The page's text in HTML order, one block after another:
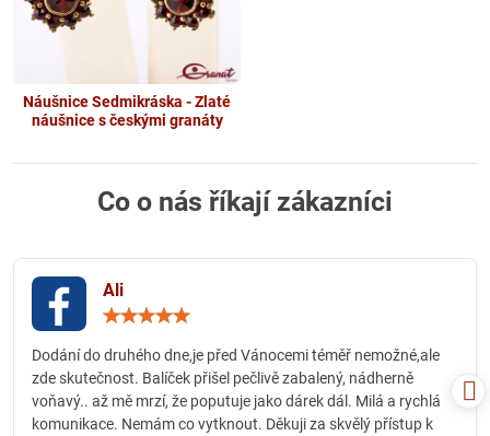
Náušnice Sedmikráska - Zlaté
náušnice s českými granáty
Co o nás říkají zákazníci
Ali
5
Dodání do druhého dne,je před Vánocemi téměř nemožné,ale
zde skutečnost. Balíček přišel pečlivě zabalený, nádherně
voňavý.. až mě mrzí, že poputuje jako dárek dál. Milá a rychlá
komunikace. Nemám co vytknout. Děkuji za skvělý přístup k